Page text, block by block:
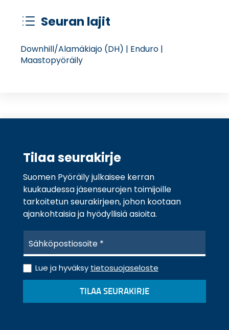
d Seuran lajit
Downhill/Alamäkiajo (DH) | Enduro |
Maastopyöräily
Tilaa seurakirje
Suomen Pyöräily julkaisee kerran
kuukaudessa jäsenseurojen toimijoille
tarkoitetun seurakirjeen, johon kootaan
ajankohtaisia ja hyödyllisiä asioita.
h
k
ö
s
T
i
o
Lue ja hyväksy tietosuojaseloste
TILAA SEURAKIRJE